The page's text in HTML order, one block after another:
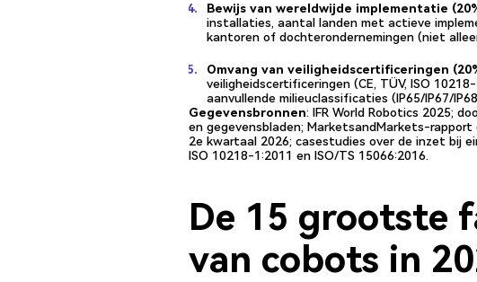
Bewijs van wereldwijde implementatie
installaties, aantal landen met actieve
kantoren of dochterondernemingen (niet
Omvang van veiligheidscertificeringen
veiligheidscertificeringen (CE, TÜV, ISO
aanvullende milieuclassificaties (IP65/IP67/
Gegevensbronnen: IFR World Robotics 2025;
en gegevensbladen; MarketsandMarkets-
2e kwartaal 2026; casestudies over de inzet bij
ISO 10218-1:2011 en ISO/TS 15066:2016.
De 15 grootste
van cobots in